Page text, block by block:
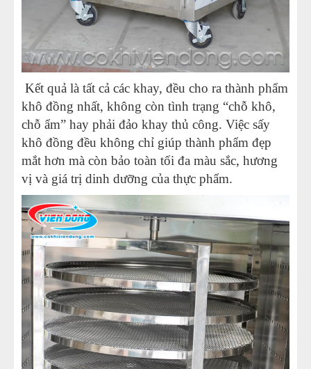
Kết quả là tất cả các khay, đều cho ra thành phẩm
khô đồng nhất, không còn tình trạng “chỗ khô,
chỗ ẩm” hay phải đảo khay thủ công. Việc sấy
khô đồng đều không chỉ giúp thành phẩm đẹp
mắt hơn mà còn bảo toàn tối đa màu sắc, hương
vị và giá trị dinh dưỡng của thực phẩm.